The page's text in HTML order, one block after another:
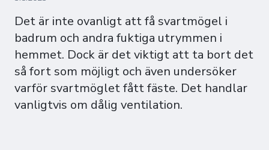
Det är inte ovanligt att få svartmögel i
badrum och andra fuktiga utrymmen i
hemmet. Dock är det viktigt att ta bort det
så fort som möjligt och även undersöker
varför svartmöglet fått fäste. Det handlar
vanligtvis om dålig ventilation.